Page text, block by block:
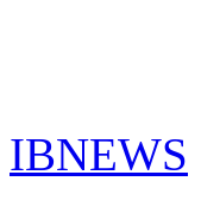
IBNEWS